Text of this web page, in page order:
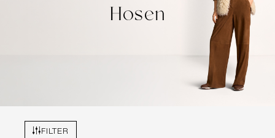
Hosen
FILTER